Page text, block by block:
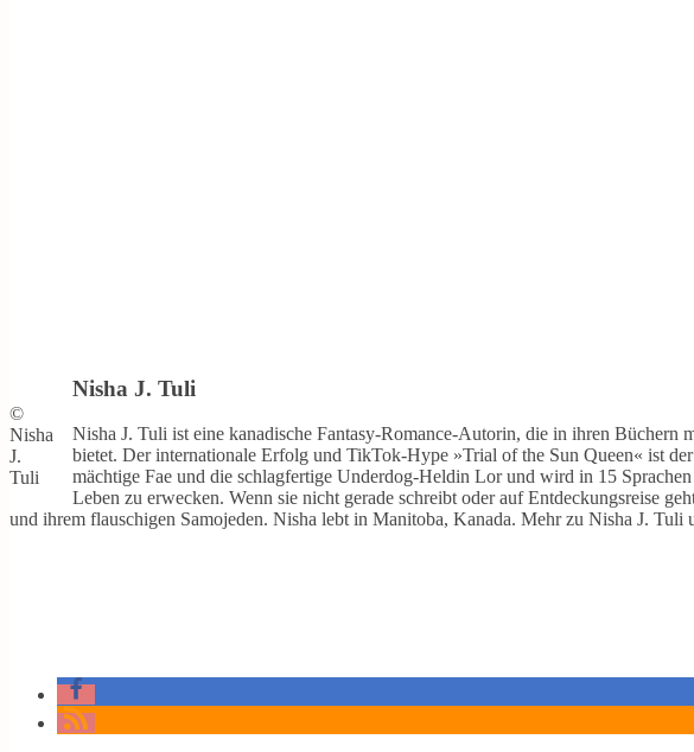
©
Nisha
J.
Tuli
Nisha J. Tuli
Nisha J. Tuli ist eine kanadische Fantasy-Romance-Autorin, die in ihren
bietet. Der internationale Erfolg und TikTok-Hype »Trial of the Sun Queen« ist
mächtige Fae und die schlagfertige Underdog-Heldin Lor und wird in 15
Leben zu erwecken. Wenn sie nicht gerade schreibt oder auf Entdeckungsreise
und ihrem flauschigen Samojeden. Nisha lebt in Manitoba, Kanada. Mehr zu Nisha J.